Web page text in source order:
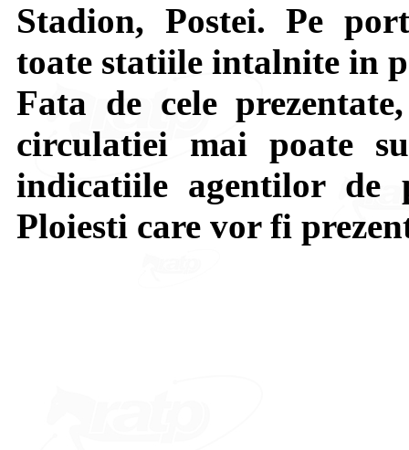
Stadion, Postei. Pe
toate statiile intalnite in
Fata de cele
circulatiei mai poate
indicatiile agentilor
Ploiesti care vor fi